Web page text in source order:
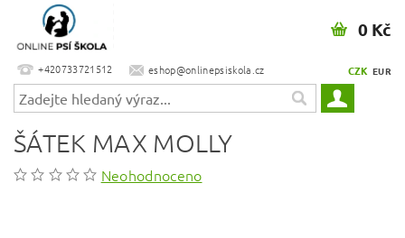
+420733721512 eshop@onlinepsiskola.cz CZK EUR
0 Kč
ŠÁTEK MAX MOLLY
Neohodnoceno